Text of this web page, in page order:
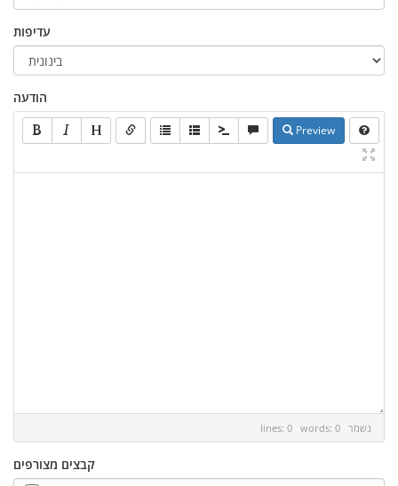
עדיפות
הודעה
Preview
lines: 0 words: 0 נשמר
קבצים מצורפים